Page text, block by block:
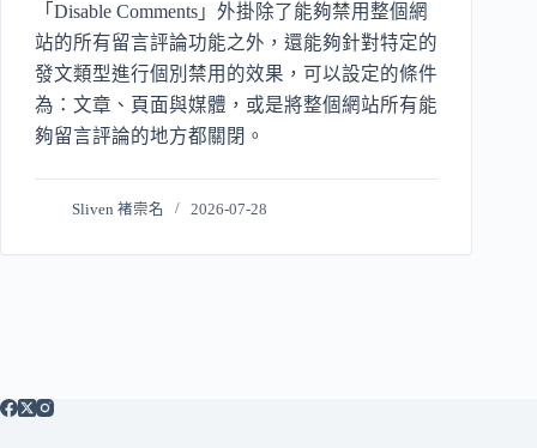
「Disable Comments」外掛除了能夠禁用整個網
站的所有留言評論功能之外，還能夠針對特定的
發文類型進行個別禁用的效果，可以設定的條件
為：文章、頁面與媒體，或是將整個網站所有能
夠留言評論的地方都關閉。
Sliven 褚崇名 2026-07-28